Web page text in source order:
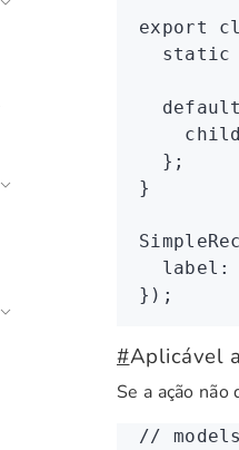
export
  static
  };
}
  label
:
});
#Aplicável
Se a ação
//